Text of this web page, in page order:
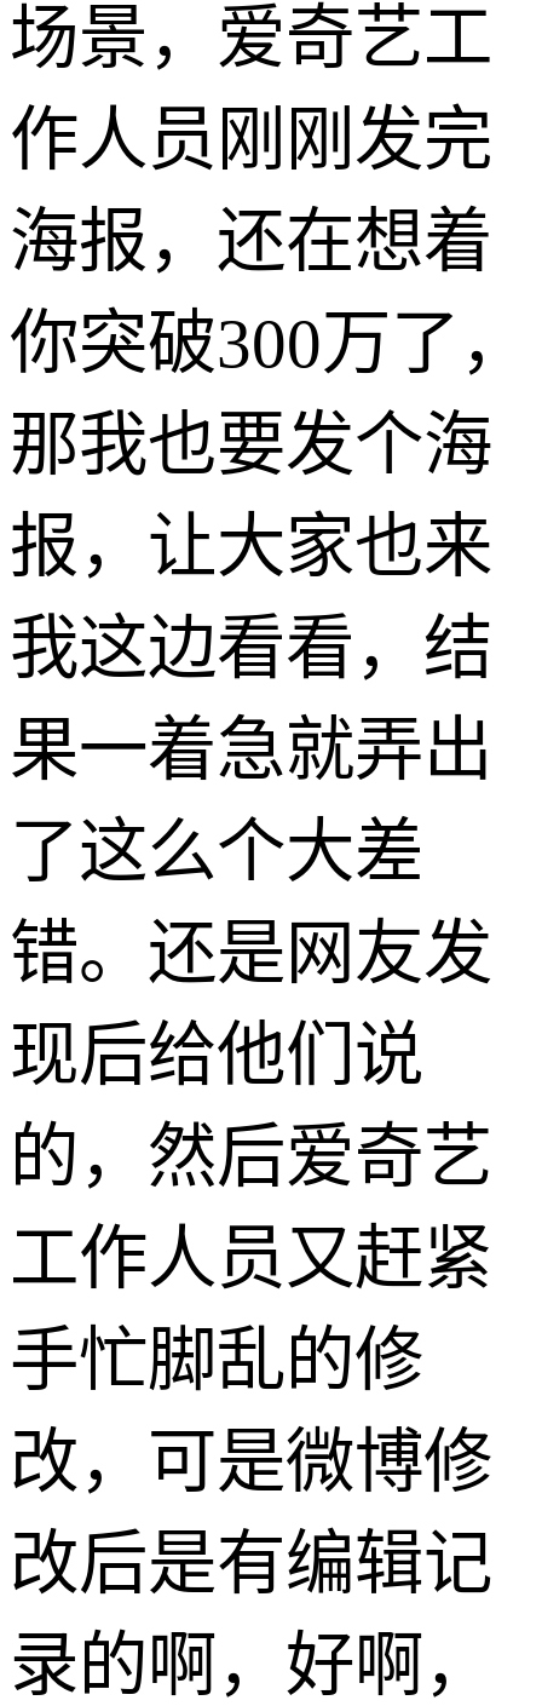
场景，爱奇艺工
作人员刚刚发完
海报，还在想着
你突破300万了，
那我也要发个海
报，让大家也来
我这边看看，结
果一着急就弄出
了这么个大差
错。还是网友发
现后给他们说
的，然后爱奇艺
工作人员又赶紧
手忙脚乱的修
改，可是微博修
改后是有编辑记
录的啊，好啊，